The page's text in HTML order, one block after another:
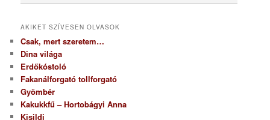
AKIKET SZÍVESEN OLVASOK
Csak, mert szeretem…
Dina világa
Erdőkóstoló
Fakanálforgató tollforgató
Gyömbér
Kakukkfű – Hortobágyi Anna
Kisildi